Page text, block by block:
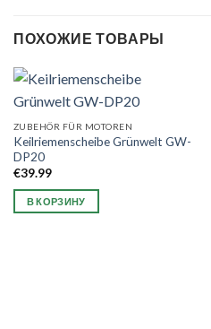
ПОХОЖИЕ ТОВАРЫ
ZUBEHÖR FÜR MOTOREN
Keilriemenscheibe Grünwelt GW-
DP20
€39.99
В КОРЗИНУ